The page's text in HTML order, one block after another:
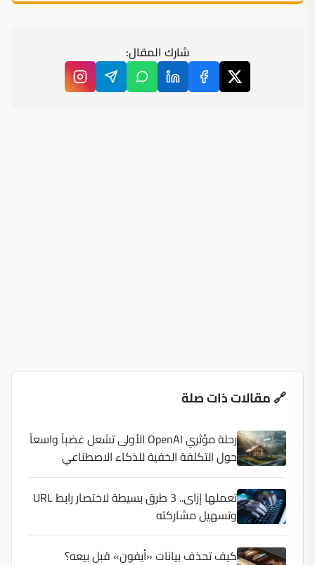
شارك المقال:
🔗 مقالات ذات صلة
رحلة مؤثري OpenAI الأولى تشعل غضباً واسعاً
حول التكلفة الخفية للذكاء الاصطناعي
تعملها إزاى.. 3 طرق بسيطة لاختصار رابط URL
وتسهيل مشاركته
كيف تحذف بيانات «أيفون» قبل بيعه؟